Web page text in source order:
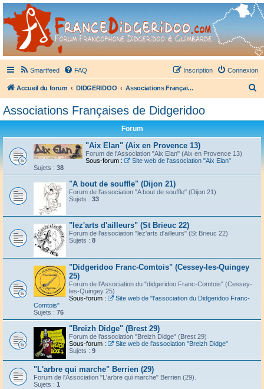
France Didgeridoo
Didgeridoo et Guimbarde sur France Didgeridoo - retrouvez la communauté.
Smartfeed FAQ Connexion
Inscription
Accueil du forum DIDGERIDOO Associations Françaises de Didgeridoo
r
Associations Françaises de Didgeridoo
Forum
"Aix Elan" (Aix en Provence 13)
Forum de l'Association "Aix Elan" (Aix en Provence 13)
Sous-forum :
Site web de l'association "Aix Elan"
Sujets : 38
"A bout de souffle" (Dijon 21)
Forum de l'association "A bout de souffle" (Dijon 21)
Sujets : 33
"lez'arts d'ailleurs" (St Brieuc 22)
Forum de l'association "lez'arts d'ailleurs" (St Brieuc 22)
Sujets : 8
"Didgeridoo Franc-Comtois" (Cessey-les-Quingey
25)
Forum de l'Association du "didgeridoo Franc-Comtois" (Cessey-
les-Quingey 25)
Sous-forum :
Site web de "l'association du Didgeridoo Franc-
Comtois"
Sujets : 76
"Breizh Didge" (Brest 29)
Forum de l'association "Breizh Didge" (Brest 29)
Sous-forum :
Site web de l'association "Breizh Didge"
Sujets : 9
"L'arbre qui marche" Berrien (29)
Forum de l'Association "L'arbre qui marche" Berrien (29).
Sujets : 1